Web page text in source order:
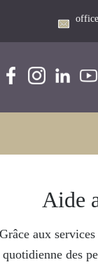
Aide
aux
quotidienne des